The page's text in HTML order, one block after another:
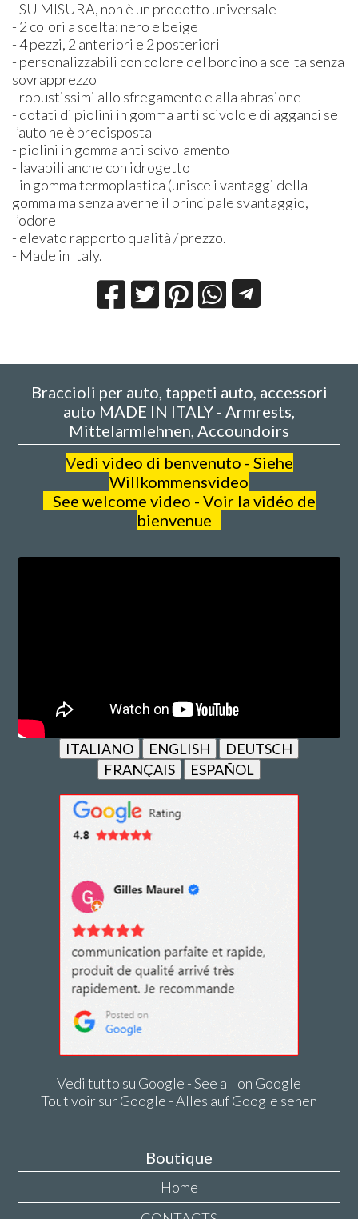
- SU MISURA, non è un prodotto universale
- 2 colori a scelta: nero e beige
- 4 pezzi, 2 anteriori e 2 posteriori
- personalizzabili con colore del bordino a scelta senza
sovrapprezzo
- robustissimi allo sfregamento e alla abrasione
- dotati di piolini in gomma anti scivolo e di agganci se
l’auto ne è predisposta
- piolini in gomma anti scivolamento
- lavabili anche con idrogetto
- in gomma termoplastica (unisce i vantaggi della
gomma ma senza averne il principale svantaggio,
l’odore
- elevato rapporto qualità / prezzo.
- Made in Italy.
Braccioli per auto, tappeti auto, accessori
auto MADE IN ITALY - Armrests,
Mittelarmlehnen, Accoundoirs
Vedi video di benvenuto - Siehe
Willkommensvideo
See welcome video - Voir la vidéo de
bienvenue
ITALIANO ENGLISH
DEUTSCH
FRANÇAIS
ESPAÑOL
Vedi tutto su Google - See all on Google
Tout voir sur Google - Alles auf Google sehen
Boutique
Home